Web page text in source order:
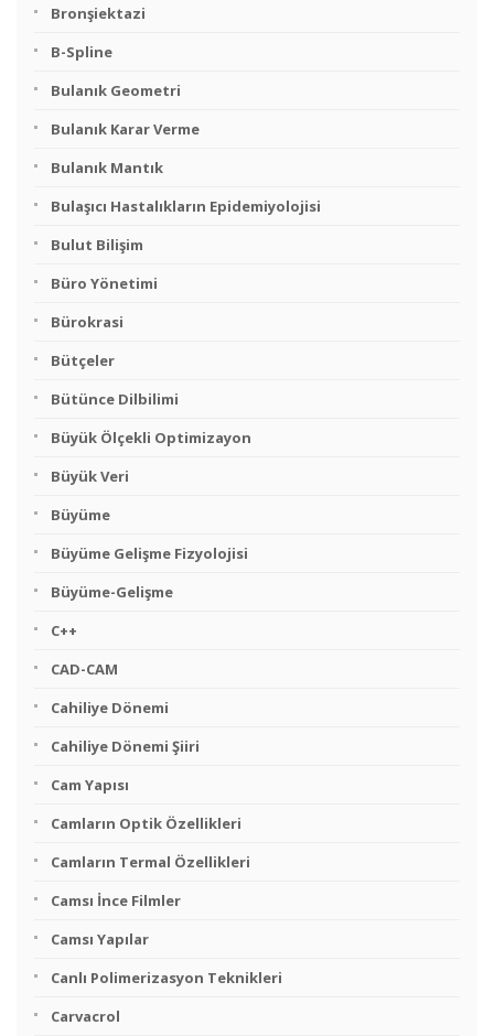
Bronşiektazi
B-Spline
Bulanık Geometri
Bulanık Karar Verme
Bulanık Mantık
Bulaşıcı Hastalıkların Epidemiyolojisi
Bulut Bilişim
Büro Yönetimi
Bürokrasi
Bütçeler
Bütünce Dilbilimi
Büyük Ölçekli Optimizayon
Büyük Veri
Büyüme
Büyüme Gelişme Fizyolojisi
Büyüme-Gelişme
C++
CAD-CAM
Cahiliye Dönemi
Cahiliye Dönemi Şiiri
Cam Yapısı
Camların Optik Özellikleri
Camların Termal Özellikleri
Camsı İnce Filmler
Camsı Yapılar
Canlı Polimerizasyon Teknikleri
Carvacrol